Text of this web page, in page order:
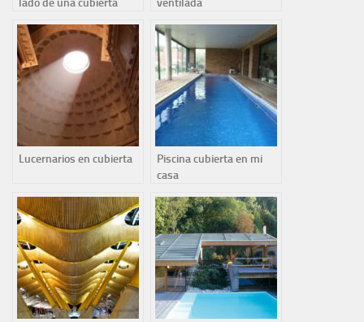
Lucernarios en cubierta
Piscina cubierta en mi
casa